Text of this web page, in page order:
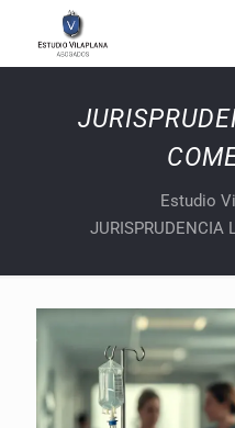
Estudio
JURISPRUDENCIA
Estudio Vilaplana